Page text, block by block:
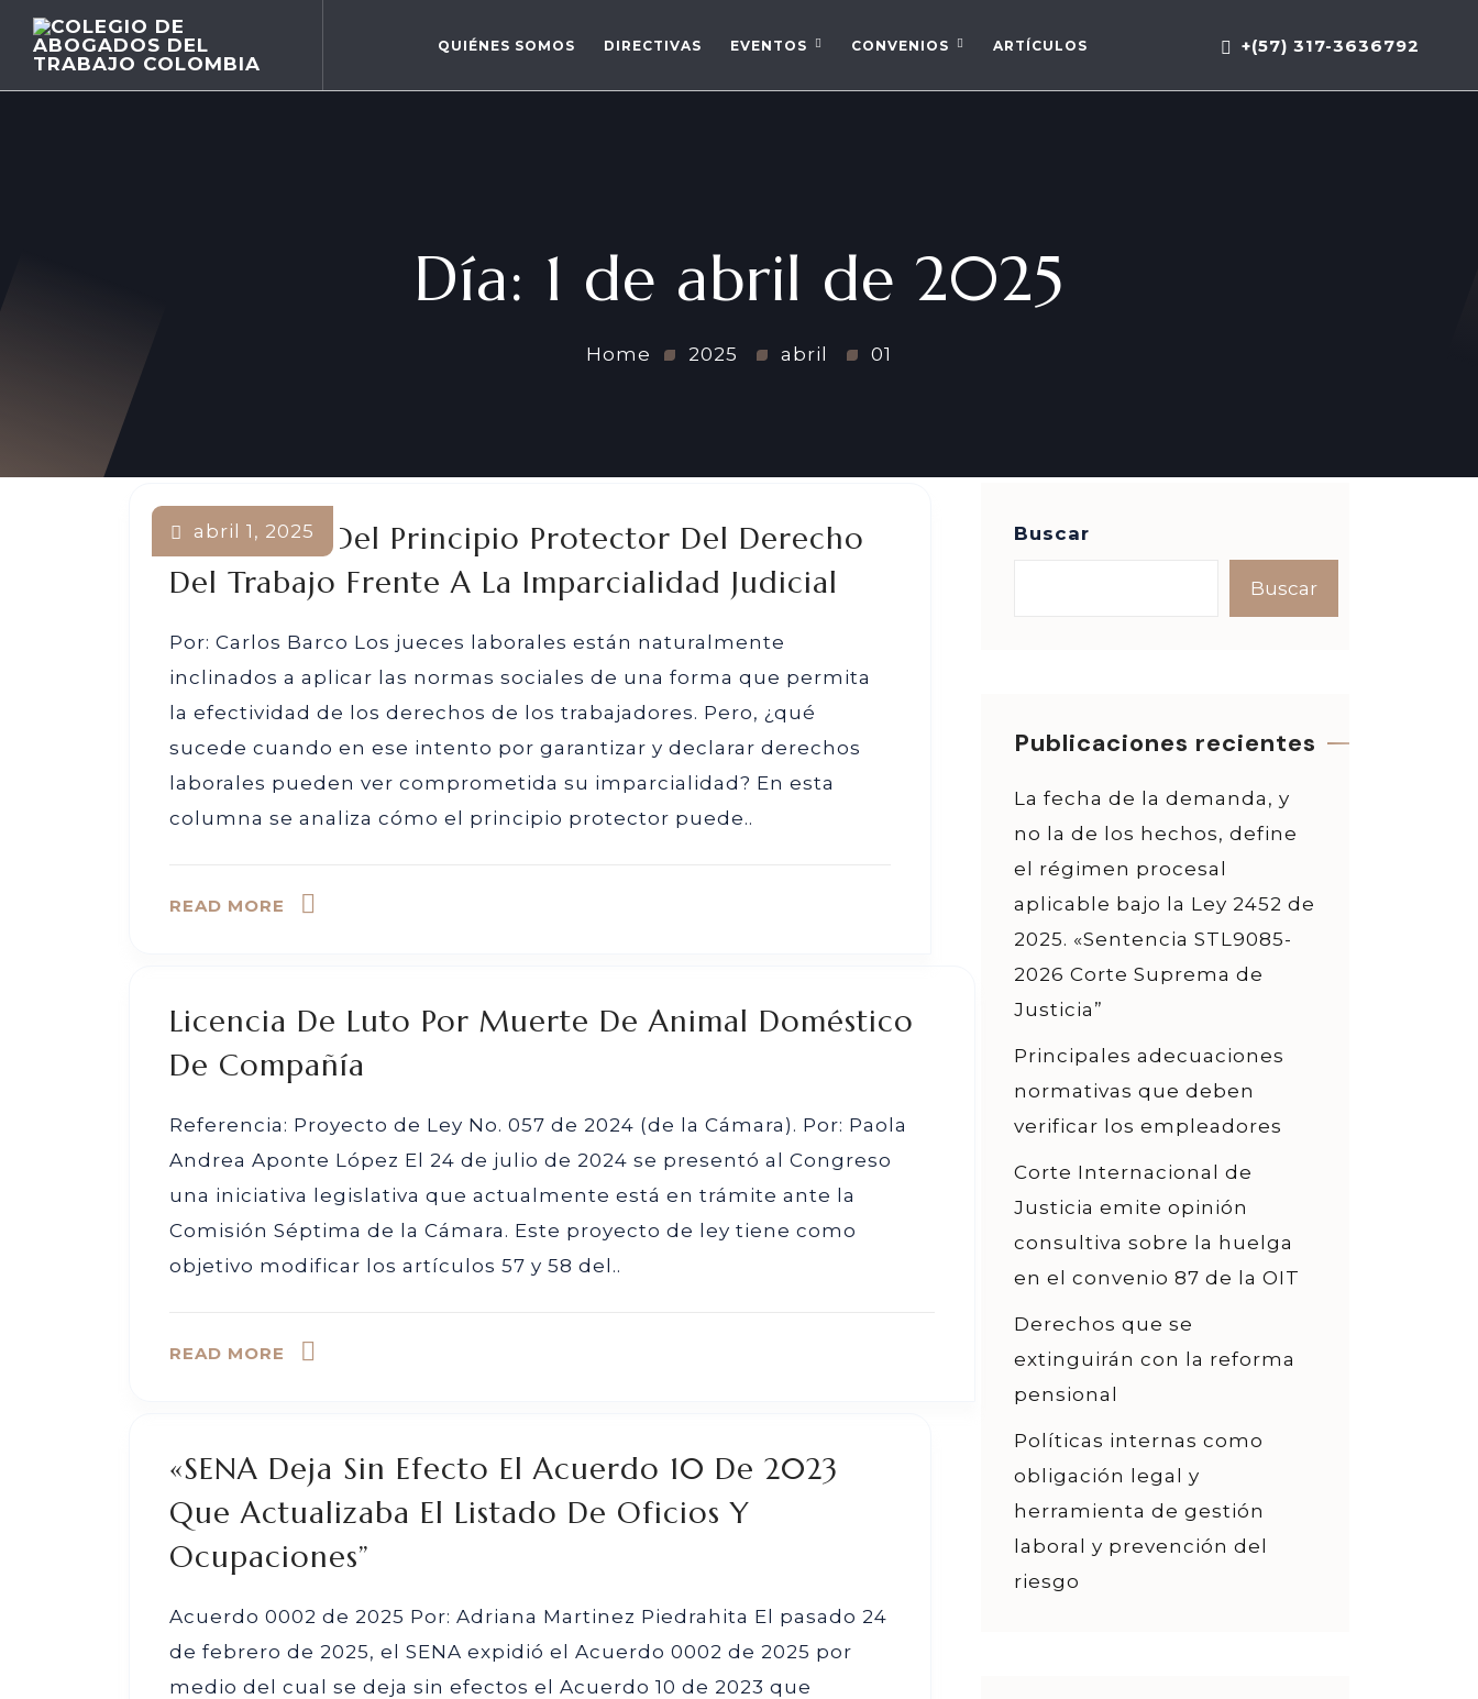
QUIÉNES SOMOS DIRECTIVAS EVENTOS CONVENIOS ARTÍCULOS +(57) 317-3636792
Día: 1 de abril de 2025
Home 2025 abril 01
El Impacto Del Principio Protector Del Derecho
Del Trabajo Frente A La Imparcialidad Judicial
abril 1, 2025
Por: Carlos Barco Los jueces laborales están naturalmente
inclinados a aplicar las normas sociales de una forma que permita
la efectividad de los derechos de los trabajadores. Pero, ¿qué
sucede cuando en ese intento por garantizar y declarar derechos
laborales pueden ver comprometida su imparcialidad? En esta
columna se analiza cómo el principio protector puede..
READ MORE
Licencia De Luto Por Muerte De Animal Doméstico
De Compañía
abril 1, 2025
Referencia: Proyecto de Ley No. 057 de 2024 (de la Cámara). Por: Paola
Andrea Aponte López El 24 de julio de 2024 se presentó al Congreso
una iniciativa legislativa que actualmente está en trámite ante la
Comisión Séptima de la Cámara. Este proyecto de ley tiene como
objetivo modificar los artículos 57 y 58 del..
READ MORE
«SENA Deja Sin Efecto El Acuerdo 10 De 2023
Que Actualizaba El Listado De Oficios Y
Ocupaciones”
abril 1, 2025
Acuerdo 0002 de 2025 Por: Adriana Martinez Piedrahita El pasado 24
de febrero de 2025, el SENA expidió el Acuerdo 0002 de 2025 por
medio del cual se deja sin efectos el Acuerdo 10 de 2023 que
abril 1, 2025
abril 1, 2025
abril 1, 2025
abril 1, 2025 Buscar
Buscar
Publicaciones recientes
La fecha de la demanda, y
no la de los hechos, define
el régimen procesal
aplicable bajo la Ley 2452 de
2025. «Sentencia STL9085-
2026 Corte Suprema de
Justicia”
Principales adecuaciones
normativas que deben
verificar los empleadores
Corte Internacional de
Justicia emite opinión
consultiva sobre la huelga
en el convenio 87 de la OIT
Derechos que se
extinguirán con la reforma
pensional
Políticas internas como
obligación legal y
herramienta de gestión
laboral y prevención del
riesgo